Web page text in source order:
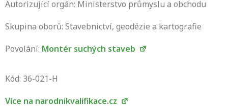
Autorizující orgán: Ministerstvo průmyslu a obchodu
Skupina oborů: Stavebnictví, geodézie a kartografie
Povolání: Montér suchých staveb
Kód: 36-021-H
Více na narodnikvalifikace.cz
Víte, jaké dovednosti musíte pro danou